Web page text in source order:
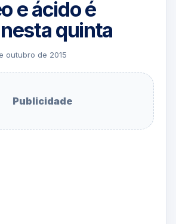
e ácido é
quinta
outubro de 2015
Publicidade